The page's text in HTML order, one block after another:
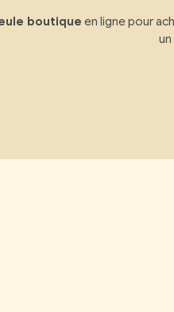
boutique en ligne pour